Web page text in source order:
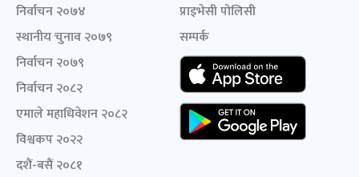
निर्वाचन २०७४
स्थानीय चुनाव २०७९
निर्वाचन २०७९
निर्वाचन २०८२
एमाले महाधिवेशन २०८२
विश्वकप २०२२
दशैं-बसैं २०८१
प्राइभेसी पोलिसी
सम्पर्क